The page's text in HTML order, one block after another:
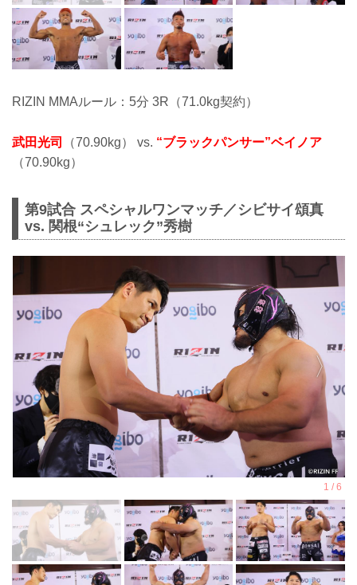
RIZIN MMAルール：5分 3R（71.0kg契約）
武田光司 （70.90kg） vs. “ブラックパンサー”ベイノア
（70.90kg）
第9試合 スペシャルワンマッチ／シビサイ頌真
vs. 関根“シュレック”秀樹